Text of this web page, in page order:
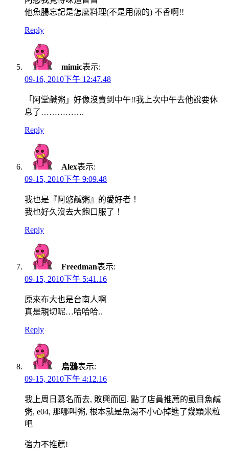
他魚腸忘記是怎麼料理(不是用煎的) 不香啊!!
Reply
mimic表示:
09-16, 2010下午 12:47.48
「阿堂鹹粥」好像沒賣到中午!!我上次中午去他說要休
息了…………….
Reply
Alex表示:
09-15, 2010下午 9:09.48
我也是『阿憨鹹粥』的愛好者！
我也好久沒去大飽口服了！
Reply
Freedman表示:
09-15, 2010下午 5:41.16
原來布大也是台南人啊
真是親切呢…哈哈哈..
Reply
烏鴉表示:
09-15, 2010下午 4:12.16
我上周日慕名而去, 敗興而回. 點了店員推薦的虱目魚鹹
粥, e04, 那哪叫粥, 根本就是魚湯不小心掉進了幾顆米粒
吧
強力不推薦!